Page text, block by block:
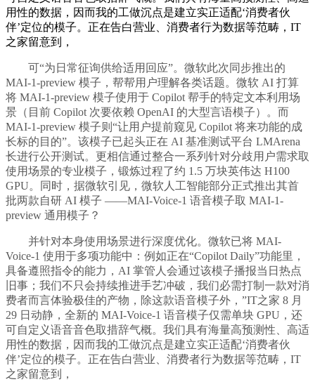
用性的数据，因而我的工做沉点是建立实正适配‘消费者伙
伴’定位的模子。正在告白营业、消费者行为数据等范畴，IT
之家留意到，
可“为日常征询供给适用回应”。微软此次同步推出的
MAI-1-preview 模子，帮帮用户理解各类话题。微软 AI 打算
将 MAI-1-preview 模子使用于 Copilot 帮手的特定文本利用场
景（目前 Copilot 次要依赖 OpenAI 的大型言语模子）。而
MAI-1-preview 模子则“让用户提前窥见 Copilot 将来功能的成
长标的目的”。该模子已起头正在 AI 基准测试平台 LMArena
长进行公开测试。更相信通过整合一系列针对分歧用户需求取
使用场景的专业模子，锻炼过程了约 1.5 万块英伟达 H100
GPU。同时，据微软引见，微软人工智能部分正式推出其首
批两款自研 AI 模子 ——MAI-Voice-1 语音模子取 MAI-1-
preview 通用模子？
并针对本身使用场景进行深度优化。微软已将 MAI-
Voice-1 使用于多项功能中：例如正在“Copilot Daily”功能里，
具备遵照指令的能力，AI 掌管人会通过该模子播报当日热点
旧事；我们不只会持续推进手艺冲破，我们必需打制一款对消
费者而言体验极佳的产物，除这款语音模子外，”IT之家 8 月
29 日动静，全新的 MAI-Voice-1 语音模子仅需单块 GPU，还
可自定义语音音色取措辞气概。我们具有海量高预测性、高适
用性的数据，因而我的工做沉点是建立实正适配‘消费者伙
伴’定位的模子。正在告白营业、消费者行为数据等范畴，IT
之家留意到，